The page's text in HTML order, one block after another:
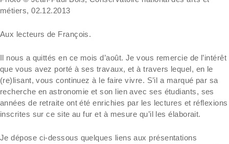
métiers, 02.12.2013
Aux lecteurs de François.
Il nous a quittés en ce mois d’août. Je vous remercie de l’intérêt
que vous avez porté à ses travaux, et à travers lequel, en le
(re)lisant, vous continuez à le faire vivre. S’il a marqué par sa
recherche en astronomie et son lien avec ses étudiants, ses
années de retraite ont été enrichies par les lectures et réflexions
inscrites sur ce site au fur et à mesure qu’il les élaborait.
Je dépose ci-dessous quelques liens aux présentations